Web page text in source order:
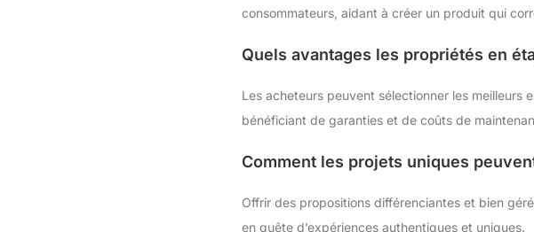
consommateurs, aidant à créer un produit qui
Quels avantages les propriétés en
Les acheteurs peuvent sélectionner les
bénéficiant de garanties et de coûts de
Comment les projets uniques
Offrir des propositions différenciantes et bien
en quête d’expériences authentiques et uniques.